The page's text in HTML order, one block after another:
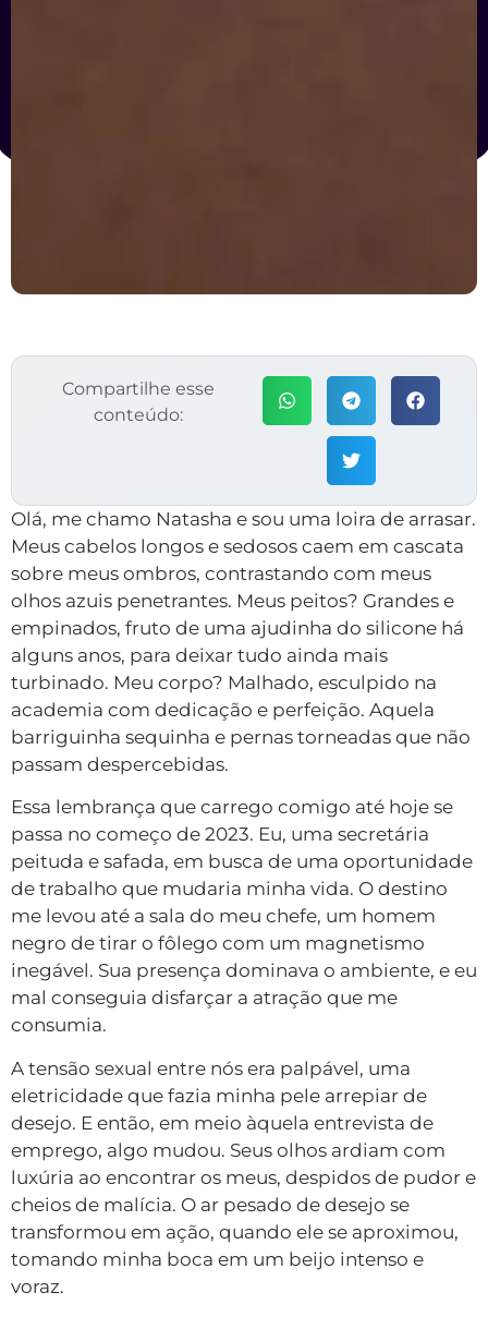
Compartilhe esse
conteúdo:
Olá, me chamo Natasha e sou uma loira de arrasar.
Meus cabelos longos e sedosos caem em cascata
sobre meus ombros, contrastando com meus
olhos azuis penetrantes. Meus peitos? Grandes e
empinados, fruto de uma ajudinha do silicone há
alguns anos, para deixar tudo ainda mais
turbinado. Meu corpo? Malhado, esculpido na
academia com dedicação e perfeição. Aquela
barriguinha sequinha e pernas torneadas que não
passam despercebidas.
Essa lembrança que carrego comigo até hoje se
passa no começo de 2023. Eu, uma secretária
peituda e safada, em busca de uma oportunidade
de trabalho que mudaria minha vida. O destino
me levou até a sala do meu chefe, um homem
negro de tirar o fôlego com um magnetismo
inegável. Sua presença dominava o ambiente, e eu
mal conseguia disfarçar a atração que me
consumia.
A tensão sexual entre nós era palpável, uma
eletricidade que fazia minha pele arrepiar de
desejo. E então, em meio àquela entrevista de
emprego, algo mudou. Seus olhos ardiam com
luxúria ao encontrar os meus, despidos de pudor e
cheios de malícia. O ar pesado de desejo se
transformou em ação, quando ele se aproximou,
tomando minha boca em um beijo intenso e
voraz.